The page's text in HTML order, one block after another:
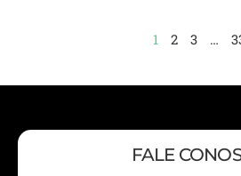
1 2 3 …
FALE